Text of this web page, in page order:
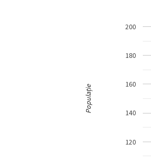
120
140
160
180
200
Populație